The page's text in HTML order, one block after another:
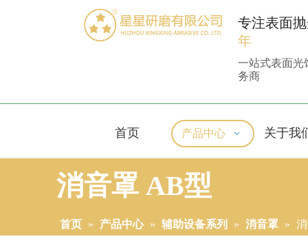
专注表面
年
一站式表面光
务商
首页 产品中心 关于我
消音罩 AB型
首页 » 产品中心 » 辅助设备系列 » 消音罩 »